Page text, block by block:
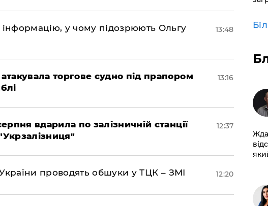
у чому підозрюють Ольгу
13:48
торгове судно під прапором
13:16
вдарила по залізничній станції
12:37
проводять обшуки у ТЦК – ЗМІ 12:20